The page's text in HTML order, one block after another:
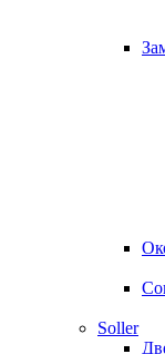
Soller